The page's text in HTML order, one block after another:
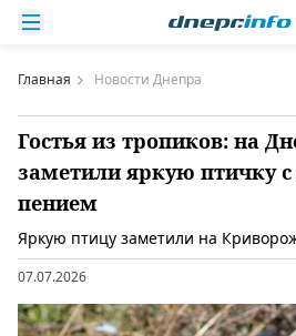
Главная Новости Днепра
Гостья из тропиков: на
заметили яркую птичку
пением
Яркую птицу заметили на
07.07.2026